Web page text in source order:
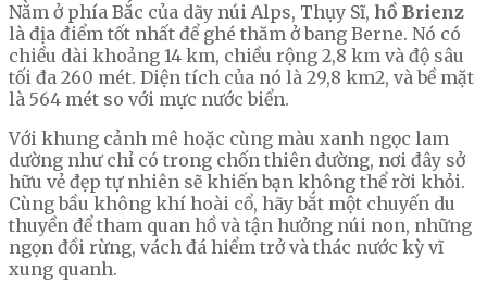
Nằm ở phía Bắc của dãy núi Alps, Thụy Sĩ, hồ Brienz
là địa điểm tốt nhất để ghé thăm ở bang Berne. Nó có
chiều dài khoảng 14 km, chiều rộng 2,8 km và độ sâu
tối đa 260 mét. Diện tích của nó là 29,8 km2, và bề mặt
là 564 mét so với mực nước biển.
Với khung cảnh mê hoặc cùng màu xanh ngọc lam
dường như chỉ có trong chốn thiên đường, nơi đây sở
hữu vẻ đẹp tự nhiên sẽ khiến bạn không thể rời khỏi.
Cùng bầu không khí hoài cổ, hãy bắt một chuyến du
thuyền để tham quan hồ và tận hưởng núi non, những
ngọn đồi rừng, vách đá hiểm trở và thác nước kỳ vĩ
xung quanh.